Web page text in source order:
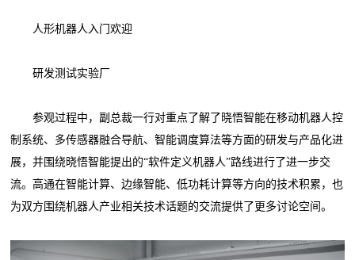
人形机器人入门欢迎
研发测试实验厂
参观过程中，副总裁一行对重点了解了晓悟智能在移动机器人控
制系统、多传感器融合导航、智能调度算法等方面的研发与产品化进
展，并围绕晓悟智能提出的“软件定义机器人”路线进行了进一步交
流。高通在智能计算、边缘智能、低功耗计算等方向的技术积累，也
为双方围绕机器人产业相关技术话题的交流提供了更多讨论空间。